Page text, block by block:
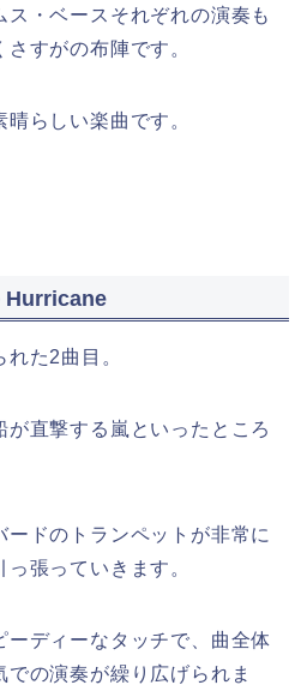
・ベースそれぞれの演奏も
すがの布陣です。
らしい楽曲です。
Hurricane
れた2曲目。
直撃する嵐といったところ
ードのトランペットが非常に
張っていきます。
ーディーなタッチで、曲全体
の演奏が繰り広げられま